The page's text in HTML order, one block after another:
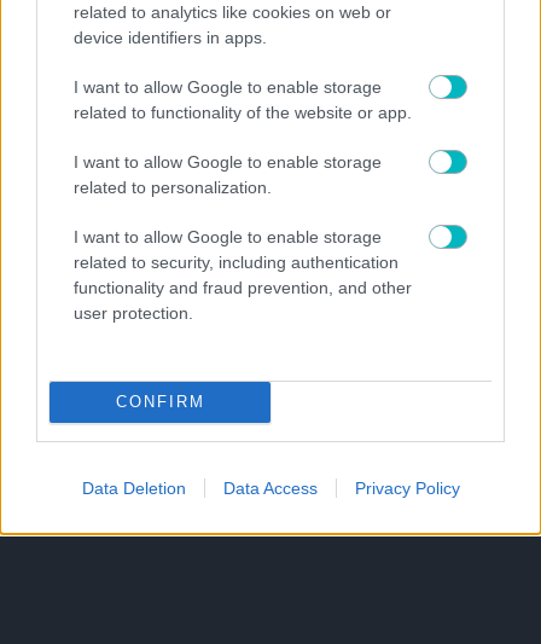
related to analytics like cookies on web or
device identifiers in apps.
I want to allow Google to enable storage
related to functionality of the website or app.
I want to allow Google to enable storage
related to personalization.
I want to allow Google to enable storage
related to security, including authentication
functionality and fraud prevention, and other
user protection.
CONFIRM
Data Deletion Data Access Privacy Policy
ΠΟΔΟΣΦΑΙΡΟ ΑΕΚ
τελικό του Super Cup
05/08/2026 | 19:43:07
Παναθηναϊκός: Στην λίστα του Conference League Γκαρσία και
05/08/2026 | 19:35:41
SUPER LEAGUE
Καλαμάτα: Συνέχεια με Κουρμινόφσκι